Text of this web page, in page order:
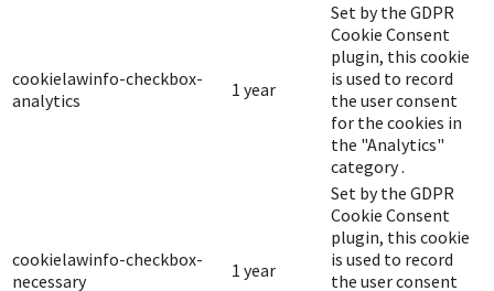
cookielawinfo-checkbox-
analytics
1 year
Set by the GDPR
Cookie Consent
plugin, this cookie
is used to record
the user consent
for the cookies in
the "Analytics"
category .
cookielawinfo-checkbox-
necessary
1 year
Set by the GDPR
Cookie Consent
plugin, this cookie
is used to record
the user consent